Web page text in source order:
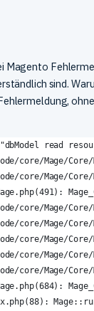
Magento
sind.
read
core/Mage/Core/
core/Mage/
core/Mage/
core/Mage/
core/Mage/
core/Mage/
core/Mage/